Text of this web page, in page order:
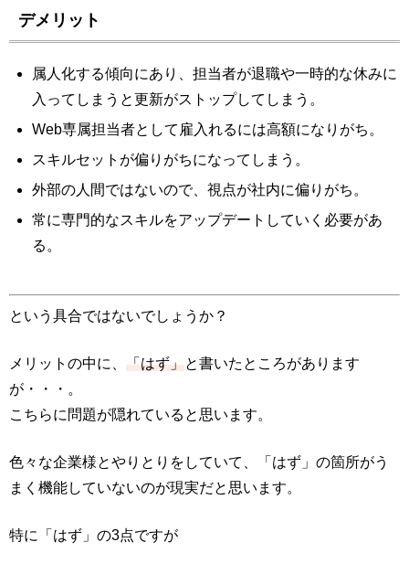
デメリット
属人化する傾向にあり、担当者が退職や一時的な休みに
入ってしまうと更新がストップしてしまう。
Web専属担当者として雇入れるには高額になりがち。
スキルセットが偏りがちになってしまう。
外部の人間ではないので、視点が社内に偏りがち。
常に専門的なスキルをアップデートしていく必要があ
る。
という具合ではないでしょうか？
メリットの中に、 「はず」と書いたところがあります
が・・・。
こちらに問題が隠れていると思います。
色々な企業様とやりとりをしていて、「はず」の箇所がう
まく機能していないのが現実だと思います。
特に「はず」の3点ですが